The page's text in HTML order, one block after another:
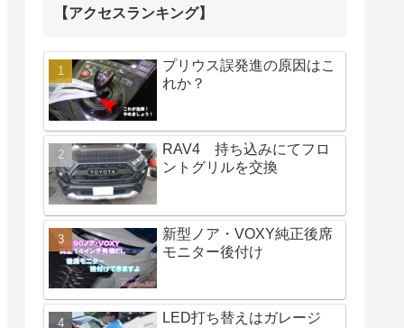
【アクセスランキング】
プリウス誤発進の原因はこ
れか？
RAV4 持ち込みにてフロ
ントグリルを交換
新型ノア・VOXY純正後席
モニター後付け
LED打ち替えはガレージ